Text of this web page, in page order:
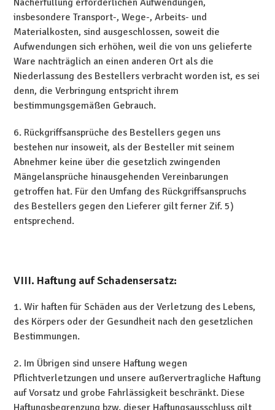
Nacherfüllung erforderlichen Aufwendungen,
insbesondere Transport-, Wege-, Arbeits- und
Materialkosten, sind ausgeschlossen, soweit die
Aufwendungen sich erhöhen, weil die von uns gelieferte
Ware nachträglich an einen anderen Ort als die
Niederlassung des Bestellers verbracht worden ist, es sei
denn, die Verbringung entspricht ihrem
bestimmungsgemäßen Gebrauch.
6. Rückgriffsansprüche des Bestellers gegen uns
bestehen nur insoweit, als der Besteller mit seinem
Abnehmer keine über die gesetzlich zwingenden
Mängelansprüche hinausgehenden Vereinbarungen
getroffen hat. Für den Umfang des Rückgriffsanspruchs
des Bestellers gegen den Lieferer gilt ferner Zif. 5)
entsprechend.
VIII. Haftung auf Schadensersatz:
1. Wir haften für Schäden aus der Verletzung des Lebens,
des Körpers oder der Gesundheit nach den gesetzlichen
Bestimmungen.
2. Im Übrigen sind unsere Haftung wegen
Pflichtverletzungen und unsere außervertragliche Haftung
auf Vorsatz und grobe Fahrlässigkeit beschränkt. Diese
Haftungsbegrenzung bzw. dieser Haftungsausschluss gilt